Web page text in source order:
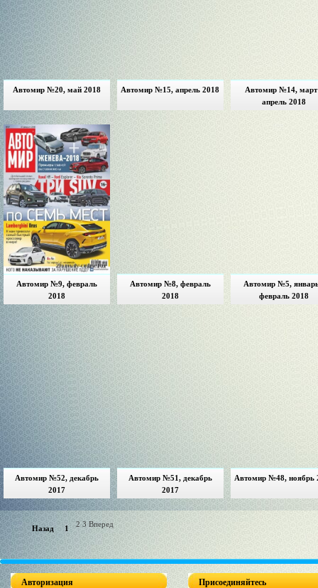
Автомир №20, май 2018 Автомир №15, апрель 2018
Автомир №14,
апрель 2018
Автомир №9, февраль
2018
Автомир №8, февраль
2018
Автомир №5,
февраль 2018
Автомир №52, декабрь
2017
Автомир №51, декабрь
2017
Автомир №48, ноябрь
Назад 1 2 3 Вперед
Авторизация Присоединяйтесь